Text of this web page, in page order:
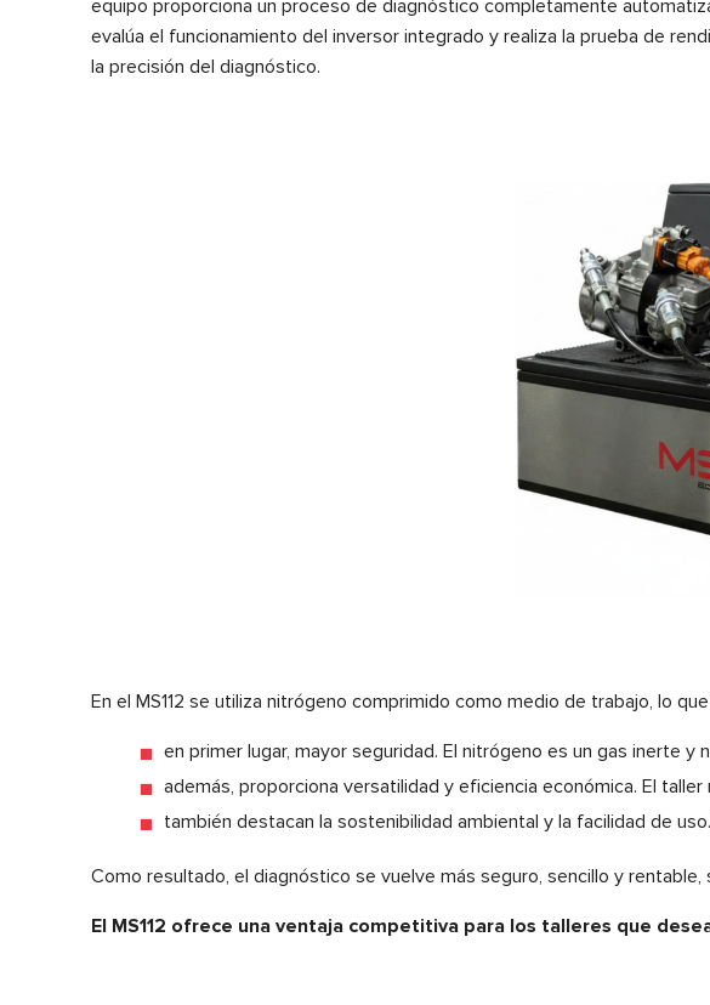
equipo proporciona un proceso de diagnóstico completamente
evalúa el funcionamiento del inversor integrado y realiza la prueba de
la precisión del diagnóstico.
En el MS112 se utiliza nitrógeno comprimido como medio de trabajo, lo
en primer lugar, mayor seguridad. El nitrógeno es un gas inerte
además, proporciona versatilidad y eficiencia económica. El
también destacan la sostenibilidad ambiental y la facilidad de
Como resultado, el diagnóstico se vuelve más seguro, sencillo y
El MS112 ofrece una ventaja competitiva para los talleres que